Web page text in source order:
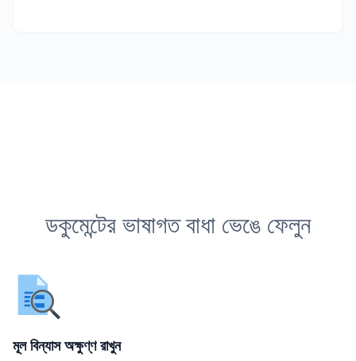
ডকুমেন্টের ভাষাগত বাধা ভেঙে ফেলুন
মূল বিন্যাস অক্ষুণ্ণ রাখুন